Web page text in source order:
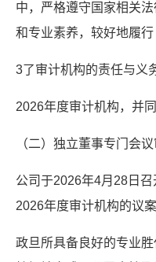
中，严格遵守国家相关
和专业素养，较好地履行
3了审计机构的责任与义
2026年度审计机构，并
（二）独立董事专门会
公司于2026年4月28日
2026年度审计机构的议
政旦所具备良好的专业